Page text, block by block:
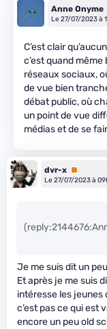
Anne Onyme
Le 27/07/2023 à
C’est clair
c’est quand même
réseaux sociaux,
de vue bien
débat public, où
un point de vue
médias et de se
dvr-x Premium
Le 27/07/2023 à
Je me suis dit un
Et après je me suis
intéresse les
c’est pas ce qui est
encore un peu old